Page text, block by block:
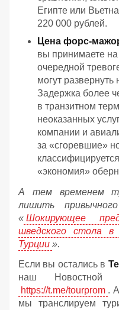
Египте или
220 000 рублей.
Цена форс-
вы принимаете
очередной
могут
Задержка более
в транзитном
неоказанных
компании и
за «сгоревшие»
«экономия»
А тем временем
лишить
« Шокирующее
шведского стола в
Турции ».
Если вы остались в
наш
https://t.me/tourprom .
мы транслируем